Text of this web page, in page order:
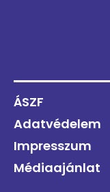
ÁSZF
Adatvédelem
Impresszum
Médiaajánlat